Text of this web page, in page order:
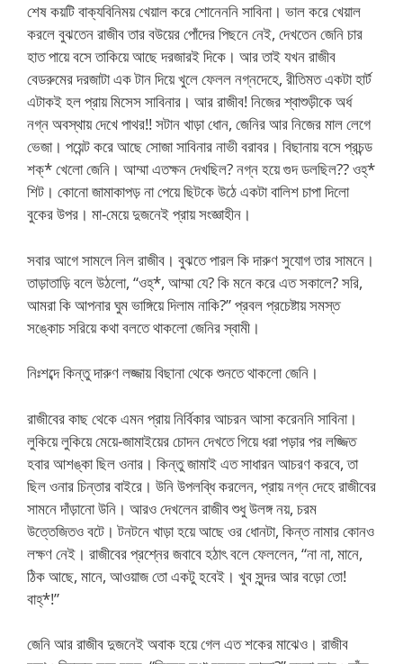
শেষ কয়টি বাক্যবিনিময় খেয়াল করে শোনেননি সাবিনা। ভাল করে খেয়াল
করলে বুঝতেন রাজীব তার বউয়ের পোঁদের পিছনে নেই, দেখতেন জেনি চার
হাত পায়ে বসে তাকিয়ে আছে দরজারই দিকে। আর তাই যখন রাজীব
বেডরুমের দরজাটা এক টান দিয়ে খুলে ফেলল নগ্নদেহে, রীতিমত একটা হার্ট
এটাকই হল প্রায় মিসেস সাবিনার। আর রাজীব! নিজের শ্বাশুড়ীকে অর্ধ
নগ্ন অবস্থায় দেখে পাথর!! সটান খাড়া ধোন, জেনির আর নিজের মাল লেগে
ভেজা। পয়েন্ট করে আছে সোজা সাবিনার নাভী বরাবর। বিছানায় বসে প্রচন্ড
শক্* খেলো জেনি। আম্মা এতক্ষন দেখছিল? নগ্ন হয়ে গুদ ডলছিল?? ওহ্*
শিট। কোনো জামাকাপড় না পেয়ে ছিটকে উঠে একটা বালিশ চাপা দিলো
বুকের উপর। মা-মেয়ে দুজনেই প্রায় সংজ্ঞাহীন।
সবার আগে সামলে নিল রাজীব। বুঝতে পারল কি দারুণ সুযোগ তার সামনে।
তাড়াতাড়ি বলে উঠলো, “ওহ্*, আম্মা যে? কি মনে করে এত সকালে? সরি,
আমরা কি আপনার ঘুম ভাঙ্গিয়ে দিলাম নাকি?” প্রবল প্রচেষ্টায় সমস্ত
সঙ্কোচ সরিয়ে কথা বলতে থাকলো জেনির স্বামী।
নিঃশব্দে কিন্তু দারুণ লজ্জায় বিছানা থেকে শুনতে থাকলো জেনি।
রাজীবের কাছ থেকে এমন প্রায় নির্বিকার আচরন আসা করেননি সাবিনা।
লুকিয়ে লুকিয়ে মেয়ে-জামাইয়ের চোদন দেখতে গিয়ে ধরা পড়ার পর লজ্জিত
হবার আশঙ্কা ছিল ওনার। কিন্তু জামাই এত সাধারন আচরণ করবে, তা
ছিল ওনার চিন্তার বাইরে। উনি উপলব্ধি করলেন, প্রায় নগ্ন দেহে রাজীবের
সামনে দাঁড়ানো উনি। আরও দেখলেন রাজীব শুধু উলঙ্গ নয়, চরম
উত্তেজিতও বটে। টনটনে খাড়া হয়ে আছে ওর ধোনটা, কিন্ত নামার কোনও
লক্ষণ নেই। রাজীবের প্রশ্নের জবাবে হঠাৎ বলে ফেললেন, “না না, মানে,
ঠিক আছে, মানে, আওয়াজ তো একটু হবেই। খুব সুন্দর আর বড়ো তো!
বাহ্*!”
জেনি আর রাজীব দুজনেই অবাক হয়ে গেল এত শকের মাঝেও। রাজীব